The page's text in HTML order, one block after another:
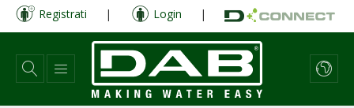
Salta
contenuto
principale
Registrati | Login |